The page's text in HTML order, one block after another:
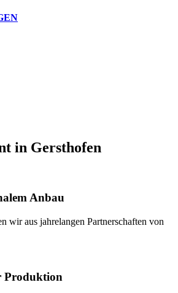
in Gersthofen
Anbau
wir aus jahrelangen Partnerschaften von
Produktion